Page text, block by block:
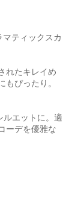
ティックスカ
れたキレイめ
ぴったり。
ルエットに。適
ーデを優雅な